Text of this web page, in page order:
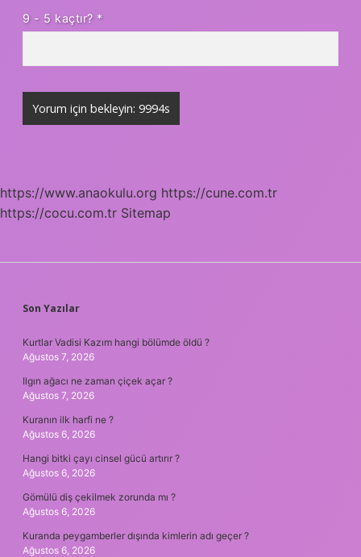
9 - 5 kaçtır? *
https://www.anaokulu.org https://cune.com.tr
https://cocu.com.tr Sitemap
SIDEBAR
Son Yazılar
Kurtlar Vadisi Kazım hangi bölümde öldü ?
Ağustos 7, 2026
Ilgın ağacı ne zaman çiçek açar ?
Ağustos 7, 2026
Kuranın ilk harfi ne ?
Ağustos 6, 2026
Hangi bitki çayı cinsel gücü artırır ?
Ağustos 6, 2026
Gömülü diş çekilmek zorunda mı ?
Ağustos 6, 2026
Kuranda peygamberler dışında kimlerin adı geçer ?
Ağustos 6, 2026